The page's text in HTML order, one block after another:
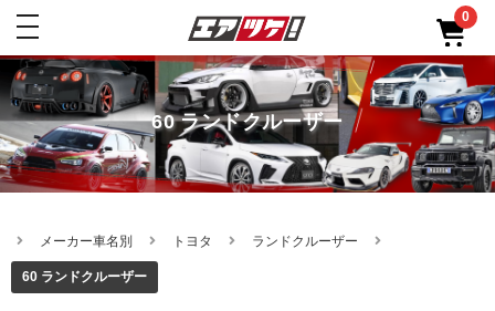
toggle
0
60 ランドクルーザー
メーカー車名別 トヨタ ランドクルーザー
60 ランドクルーザー